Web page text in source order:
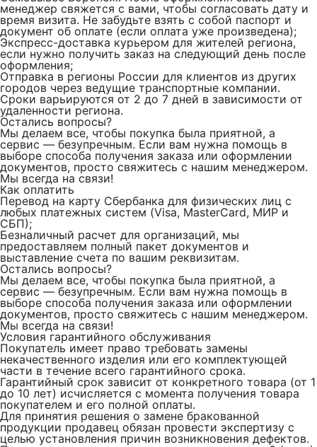
менеджер свяжется с вами, чтобы согласовать дату и
время визита. Не забудьте взять с собой паспорт и
документ об оплате (если оплата уже произведена);
Экспресс-доставка курьером для жителей региона,
если нужно получить заказ на следующий день после
оформления;
Отправка в регионы России для клиентов из других
городов через ведущие транспортные компании.
Сроки варьируются от 2 до 7 дней в зависимости от
удаленности региона.
Остались вопросы?
Мы делаем все, чтобы покупка была приятной, а
сервис — безупречным. Если вам нужна помощь в
выборе способа получения заказа или оформлении
документов, просто свяжитесь с нашим менеджером.
Мы всегда на связи!
Как оплатить
Перевод на карту Сбербанка для физических лиц c
любых платежных систем (Visa, MasterCard, МИР и
СБП);
Безналичный расчет для организаций, мы
предоставляем полный пакет документов и
выставление счета по вашим реквизитам.
Остались вопросы?
Мы делаем все, чтобы покупка была приятной, а
сервис — безупречным. Если вам нужна помощь в
выборе способа получения заказа или оформлении
документов, просто свяжитесь с нашим менеджером.
Мы всегда на связи!
Условия гарантийного обслуживания
Покупатель имеет право требовать замены
некачественного изделия или его комплектующей
части в течение всего гарантийного срока.
Гарантийный срок зависит от конкретного товара (от 1
до 10 лет) исчисляется с момента получения товара
покупателем и его полной оплаты.
Для принятия решения о замене бракованной
продукции продавец обязан провести экспертизу с
целью установления причин возникновения дефектов.